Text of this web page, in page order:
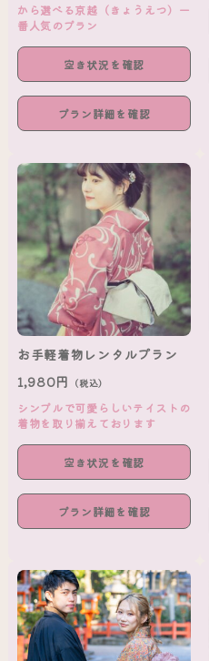
から選べる京越（きょうえつ）一
番人気のプラン
空き状況を確認
プラン詳細を確認
お手軽着物レンタルプラン
1,980円 （税込）
シンプルで可愛らしいテイストの
着物を取り揃えております
空き状況を確認
プラン詳細を確認